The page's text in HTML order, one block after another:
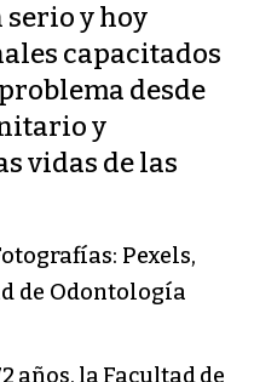
serio y hoy
capacitados
desde
y
vidas de las
Pexels,
de Odontología
años, la Facultad de